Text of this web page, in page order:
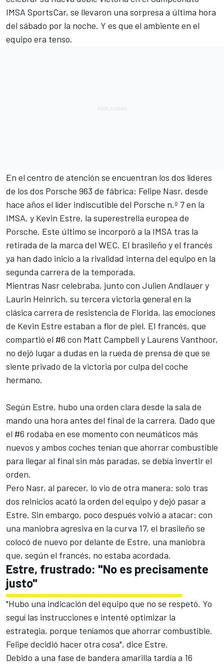
IMSA SportsCar, se llevaron una sorpresa a última hora
del sábado por la noche. Y es que el ambiente en el
equipo era tenso.
En el centro de atención se encuentran los dos líderes
de los dos Porsche 963 de fábrica: Felipe Nasr, desde
hace años el líder indiscutible del Porsche n.º 7 en la
IMSA, y Kevin Estre, la superestrella europea de
Porsche. Este último se incorporó a la IMSA tras la
retirada de la marca del WEC. El brasileño y el francés
ya han dado inicio a la rivalidad interna del equipo en la
segunda carrera de la temporada.
Mientras Nasr celebraba, junto con Julien Andlauery
Laurin Heinrich, su tercera victoria general en la
clásica carrera de resistencia de Florida, las emociones
de Kevin Estre estaban a flor de piel. El francés, que
compartió el #6 con Matt Campbell y Laurens Vanthoor,
no dejó lugar a dudas en la rueda de prensa de que se
siente privado de la victoria por culpa del coche
hermano.
Según Estre, hubo una orden clara desde la sala de
mando una hora antes del final de la carrera. Dado que
el #6 rodaba en ese momento con neumáticos más
nuevos y ambos coches tenían que ahorrar combustible
para llegar al final sin más paradas, se debía invertir el
orden.
Pero Nasr, al parecer, lo vio de otra manera: solo tras
dos reinicios acató la orden del equipo y dejó pasar a
Estre. Sin embargo, poco después volvió a atacar: con
una maniobra agresiva en la curva 17, el brasileño se
colocó de nuevo por delante de Estre, una maniobra
que, según el francés, no estaba acordada.
Estre, frustrado: "No es precisamente
justo"
"Hubo una indicación del equipo que no se respetó. Yo
seguí las instrucciones e intenté optimizar la
estrategia, porque teníamos que ahorrar combustible.
Felipe decidió hacer otra cosa", dice Estre.
Debido a una fase de bandera amarilla tardía a 16